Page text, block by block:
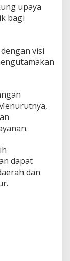
upaya
bagi
visi
dapat
dan